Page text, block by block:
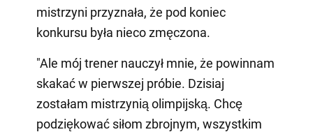
mistrzyni przyznała, że pod koniec
konkursu była nieco zmęczona.
"Ale mój trener nauczył mnie, że powinnam
skakać w pierwszej próbie. Dzisiaj
zostałam mistrzynią olimpijską. Chcę
podziękować siłom zbrojnym, wszystkim